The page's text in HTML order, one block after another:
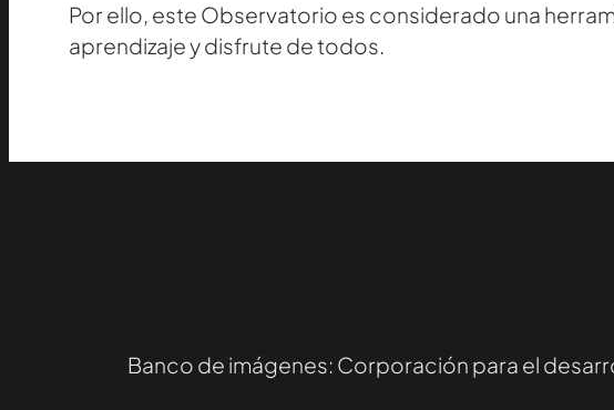
Por ello, este Observatorio es considerado una
aprendizaje y disfrute de todos.
Banco de imágenes: Corporación para el